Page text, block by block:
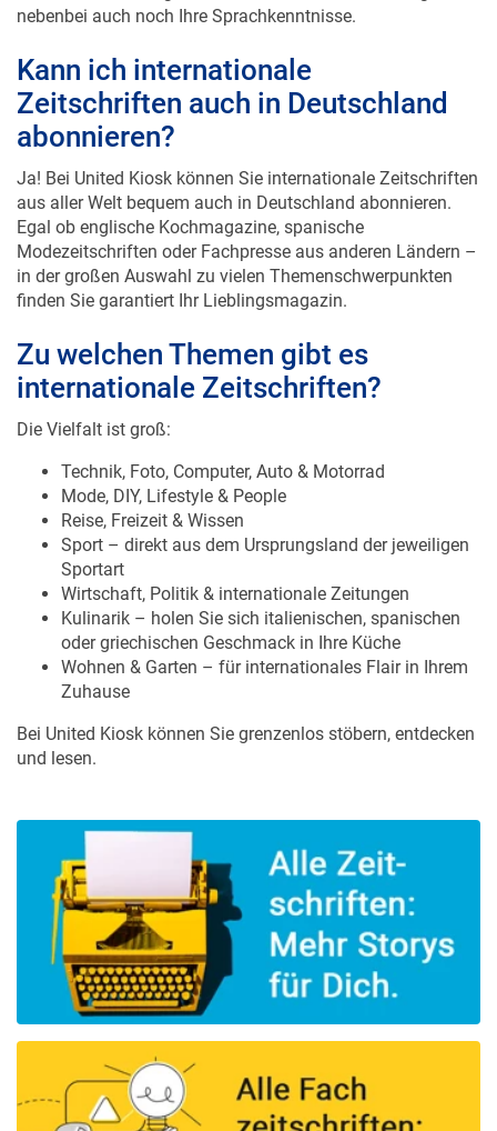
nebenbei auch noch Ihre Sprachkenntnisse.
Kann ich internationale
Zeitschriften auch in Deutschland
abonnieren?
Ja! Bei United Kiosk können Sie internationale Zeitschriften
aus aller Welt bequem auch in Deutschland abonnieren.
Egal ob englische Kochmagazine, spanische
Modezeitschriften oder Fachpresse aus anderen Ländern –
in der großen Auswahl zu vielen Themenschwerpunkten
finden Sie garantiert Ihr Lieblingsmagazin.
Zu welchen Themen gibt es
internationale Zeitschriften?
Die Vielfalt ist groß:
Technik, Foto, Computer, Auto & Motorrad
Mode, DIY, Lifestyle & People
Reise, Freizeit & Wissen
Sport – direkt aus dem Ursprungsland der jeweiligen
Sportart
Wirtschaft, Politik & internationale Zeitungen
Kulinarik – holen Sie sich italienischen, spanischen
oder griechischen Geschmack in Ihre Küche
Wohnen & Garten – für internationales Flair in Ihrem
Zuhause
Bei United Kiosk können Sie grenzenlos stöbern, entdecken
und lesen.